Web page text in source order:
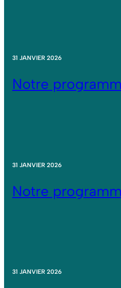
31 JANVIER 2026
Notre
31 JANVIER 2026
Notre
31 JANVIER 2026